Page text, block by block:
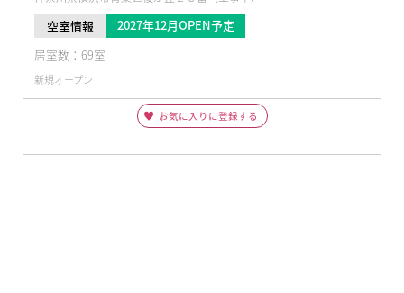
空室情報
2027年12月OPEN予定
居室数：69室
新規オープン
お気に入りに登録する